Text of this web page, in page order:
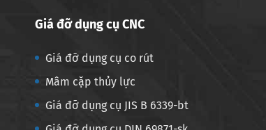
Giá đỡ dụng cụ CNC
Giá đỡ dụng cụ co rút
Mâm cặp thủy lực
Giá đỡ dụng cụ JIS B 6339-bt